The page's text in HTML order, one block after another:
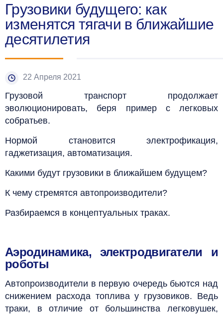
Грузовики будущего: как
изменятся тягачи в ближайшие
десятилетия
22 Апреля 2021
Грузовой транспорт продолжает
эволюционировать, беря пример с легковых
собратьев.
Нормой становится электрофикация,
гаджетизация, автоматизация.
Какими будут грузовики в ближайшем будущем?
К чему стремятся автопроизводители?
Разбираемся в концептуальных траках.
Аэродинамика, электродвигатели и
роботы
Автопроизводители в первую очередь бьются над
снижением расхода топлива у грузовиков. Ведь
траки, в отличие от большинства легковушек,